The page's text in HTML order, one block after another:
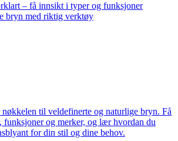
– få innsikt i typer og funksjoner
bryn med riktig verktøy
til veldefinerte og naturlige bryn. Få
funksjoner og merker, og lær hvordan du
for din stil og dine behov.